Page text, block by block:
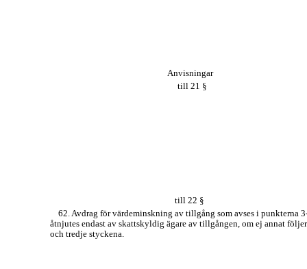
Anvisningar
till 21 §
till 22 §
62. Avdrag för värdeminskning av tillgång som avses i punkterna
åtnjutes endast av skattskyldig ägare av tillgången, om ej annat
och tredje styckena.